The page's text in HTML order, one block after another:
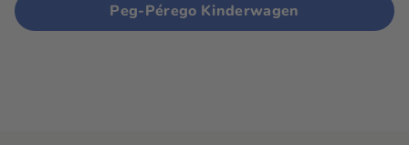
Peg-Pérego Kinderwagen